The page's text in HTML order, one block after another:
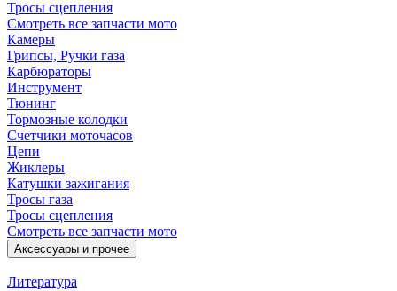
Тросы сцепления
Смотреть все запчасти мото
Камеры
Грипсы, Ручки газа
Карбюраторы
Инструмент
Тюнинг
Тормозные колодки
Счетчики моточасов
Цепи
Жиклеры
Катушки зажигания
Тросы газа
Тросы сцепления
Смотреть все запчасти мото
Аксессуары и прочее
Литература